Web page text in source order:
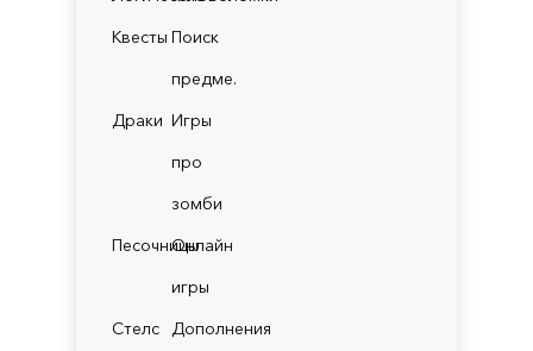
Квесты Поиск
предме.
Драки Игры
про
зомби
ПесочницыОнлайн
игры
Стелс
Дополнения